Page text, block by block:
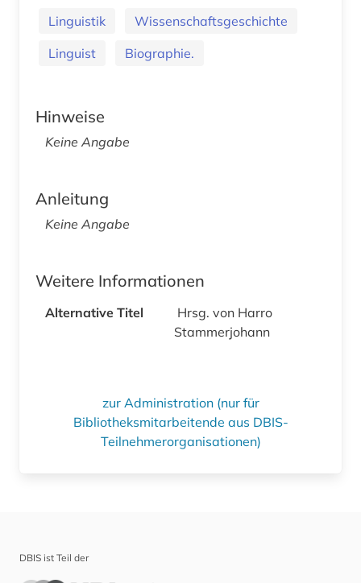
Linguistik
Wissenschaftsgeschichte
Linguist
Biographie.
Hinweise
Keine Angabe
Anleitung
Keine Angabe
Weitere Informationen
Alternative Titel
Hrsg. von Harro
Stammerjohann
zur Administration (nur für
Bibliotheksmitarbeitende aus DBIS-
Teilnehmerorganisationen)
DBIS ist Teil der